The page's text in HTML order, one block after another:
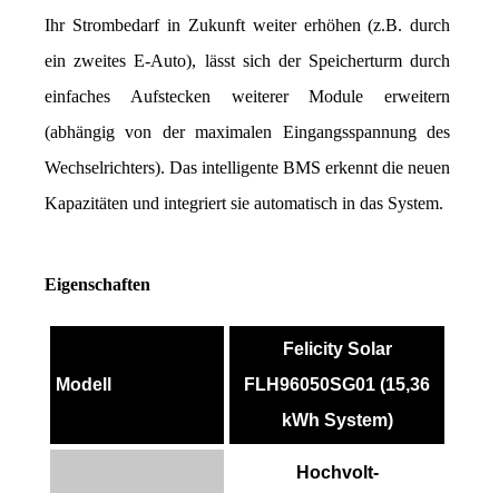
Ihr Strombedarf in Zukunft weiter erhöhen (z.B. durch
ein zweites E-Auto), lässt sich der Speicherturm durch
einfaches Aufstecken weiterer Module erweitern
(abhängig von der maximalen Eingangsspannung des
Wechselrichters). Das intelligente BMS erkennt die neuen
Kapazitäten und integriert sie automatisch in das System.
Eigenschaften
Modell
Felicity Solar
FLH96050SG01 (15,36
kWh System)
Hochvolt-